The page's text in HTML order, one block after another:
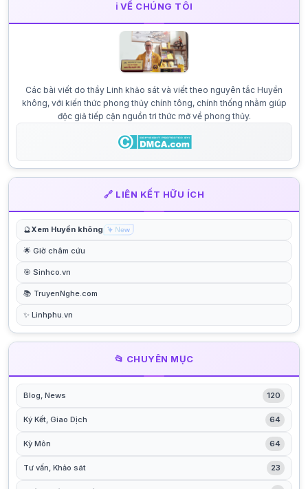
ℹ️ VỀ CHÚNG TÔI
Các bài viết do thầy Linh khảo sát và viết theo nguyên tắc Huyền
không, với kiến thức phong thủy chính tông, chính thống nhằm giúp
độc giả tiếp cận nguồn tri thức mở về phong thủy.
🔗 LIÊN KẾT HỮU ÍCH
🔮Xem Huyền không
🌟 Giờ châm cứu
🎯 Sinhco.vn
📚 TruyenNghe.com
✨ Linhphu.vn
📂 CHUYÊN MỤC
Blog, News 120
Ký Kết, Giao Dịch 64
Kỳ Môn 64
Tư vấn, Khảo sát 23